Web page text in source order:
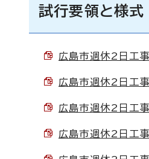
試行要領と様式
広島市週休2日工
広島市週休2日工
広島市週休2日工事
広島市週休2日工